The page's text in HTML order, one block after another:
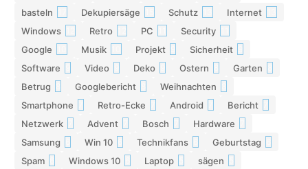
basteln Dekupiersäge Schutz Internet
Windows Retro PC Security
Google Musik Projekt Sicherheit
Software Video Deko Ostern Garten
Betrug Googlebericht Weihnachten
Smartphone Retro-Ecke Android Bericht
Netzwerk Advent Bosch Hardware
Samsung Win 10 Technikfans Geburtstag
Spam Windows 10 Laptop sägen